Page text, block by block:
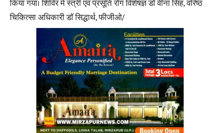
किया गया। शिविर में स्त्री एवं प्रसूति रोग विशेषज्ञ डॉ वीना सिंह, वरिष्ठ
चिकित्सा अधिकारी डॉ सिद्धार्थ, फीजीओ/